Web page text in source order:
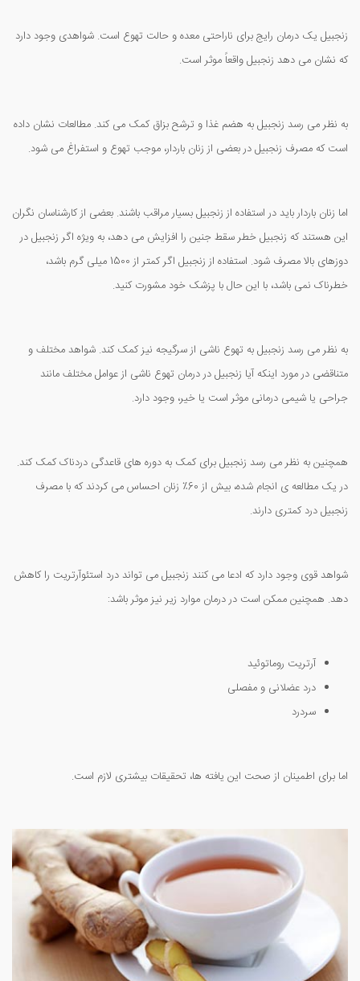
زنجبیل یک درمان رایج برای ناراحتی معده و حالت تهوع است. شواهدی وجود دارد
که نشان می دهد زنجبیل واقعاً موثر است.
به نظر می رسد زنجبیل به هضم غذا و ترشح بزاق کمک می کند. مطالعات نشان داده
است که مصرف زنجبیل در بعضی از زنان باردار، موجب تهوع و استفراغ می شود.
اما زنان باردار باید در استفاده از زنجبیل بسیار مراقب باشند. بعضی از کارشناسان نگران
این هستند که زنجبیل خطر سقط جنین را افزایش می دهد، به ویژه اگر زنجبیل در
دوزهای بالا مصرف شود. استفاده از زنجبیل اگر کمتر از 1500 میلی گرم باشد،
خطرناک نمی باشد، با این حال با پزشک خود مشورت کنید.
به نظر می رسد زنجبیل به تهوع ناشی از سرگیجه نیز کمک کند. شواهد مختلف و
متناقضی در مورد اینکه آیا زنجبیل در درمان تهوع ناشی از عوامل مختلف مانند
جراحی یا شیمی درمانی موثر است یا خیر، وجود دارد.
همچنین به نظر می رسد زنجبیل برای کمک به دوره های قاعدگی دردناک کمک کند.
در یک مطالعه ی انجام شده، بیش از 60٪ زنان احساس می کردند که با مصرف
زنجبیل درد کمتری دارند.
شواهد قوی وجود دارد که ادعا می کنند زنجبیل می تواند درد استئوآرتریت را کاهش
دهد. همچنین ممکن است در درمان موارد زیر نیز موثر باشد:
آرتریت روماتوئید
درد عضلانی و مفصلی
سردرد
اما برای اطمینان از صحت این یافته ها، تحقیقات بیشتری لازم است.